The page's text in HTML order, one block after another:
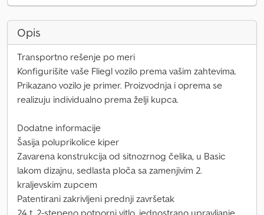
Opis
Transportno rešenje po meri
Konfigurišite vaše Fliegl vozilo prema vašim zahtevima.
Prikazano vozilo je primer. Proizvodnja i oprema se
realizuju individualno prema želji kupca.
Dodatne informacije
Šasija poluprikolice kiper
Zavarena konstrukcija od sitnozrnog čelika, u Basic
lakom dizajnu, sedlasta ploča sa zamenjivim 2.
kraljevskim zupcem
Patentirani zakrivljeni prednji završetak
24 t, 2-stepeno potporni vitlo, jednostrano upravljanje,